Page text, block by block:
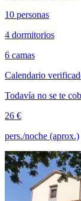
10 personas
4 dormitorios
6 camas
Calendario
Todavía no se te
26 €
pers./noche (aprox.)